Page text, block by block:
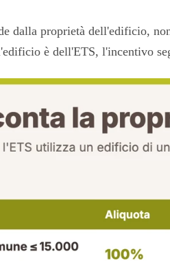
proprietà dell'edificio,
è dell'ETS, l'incentivo